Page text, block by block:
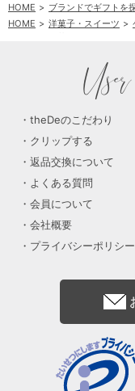
HOME ブランドでギフトを
HOME
洋菓子・スイーツ
theDeのこだわり
クリップする
返品交換について
よくある質問
会員について
会社概要
プライバシーポリシー